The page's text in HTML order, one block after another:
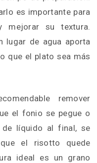
es importante para
mejorar su textura.
lugar de agua aporta
que el plato sea más
remover
el fonio se pegue o
de líquido al final, se
el risotto quede
ideal es un grano